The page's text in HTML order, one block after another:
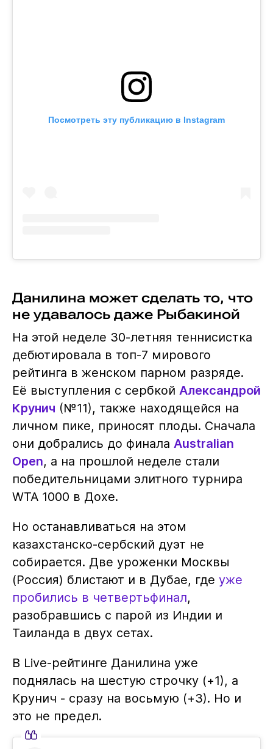
Посмотреть эту публикацию в Instagram
Данилина может сделать то, что
не удавалось даже Рыбакиной
На этой неделе 30-летняя теннисистка
дебютировала в топ-7 мирового
рейтинга в женском парном разряде.
Её выступления с сербкой Александрой
Крунич (№11), также находящейся на
личном пике, приносят плоды. Сначала
они добрались до финала Australian
Open, а на прошлой неделе стали
победительницами элитного турнира
WTA 1000 в Дохе.
Но останавливаться на этом
казахстанско-сербский дуэт не
собирается. Две уроженки Москвы
(Россия) блистают и в Дубае, где уже
пробились в четвертьфинал,
разобравшись с парой из Индии и
Таиланда в двух сетах.
В Live-рейтинге Данилина уже
поднялась на шестую строчку (+1), а
Крунич - сразу на восьмую (+3). Но и
это не предел.